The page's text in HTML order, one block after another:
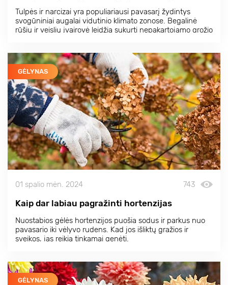
Tulpės ir narcizai yra populiariausi pavasarį žydintys
svogūniniai augalai vidutinio klimato zonose. Begalinė
rūšių ir veislių įvairovė leidžia sukurti nepakartojamo grožio
GĖLYNAS
01 spalio mėn. 2024 743
Kaip dar labiau pagražinti hortenzijas
Nuostabios gėlės hortenzijos puošia sodus ir parkus nuo
pavasario iki vėlyvo rudens. Kad jos išliktų gražios ir
sveikos, jas reikia tinkamai genėti.
GĖLYNAS